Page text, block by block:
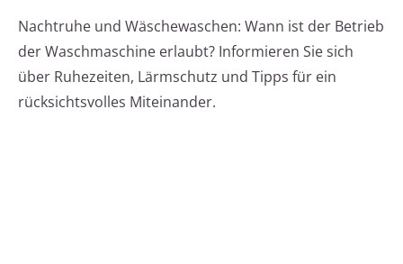
Nachtruhe und Wäschewaschen: Wann ist der Betrieb
der Waschmaschine erlaubt? Informieren Sie sich
über Ruhezeiten, Lärmschutz und Tipps für ein
rücksichtsvolles Miteinander.